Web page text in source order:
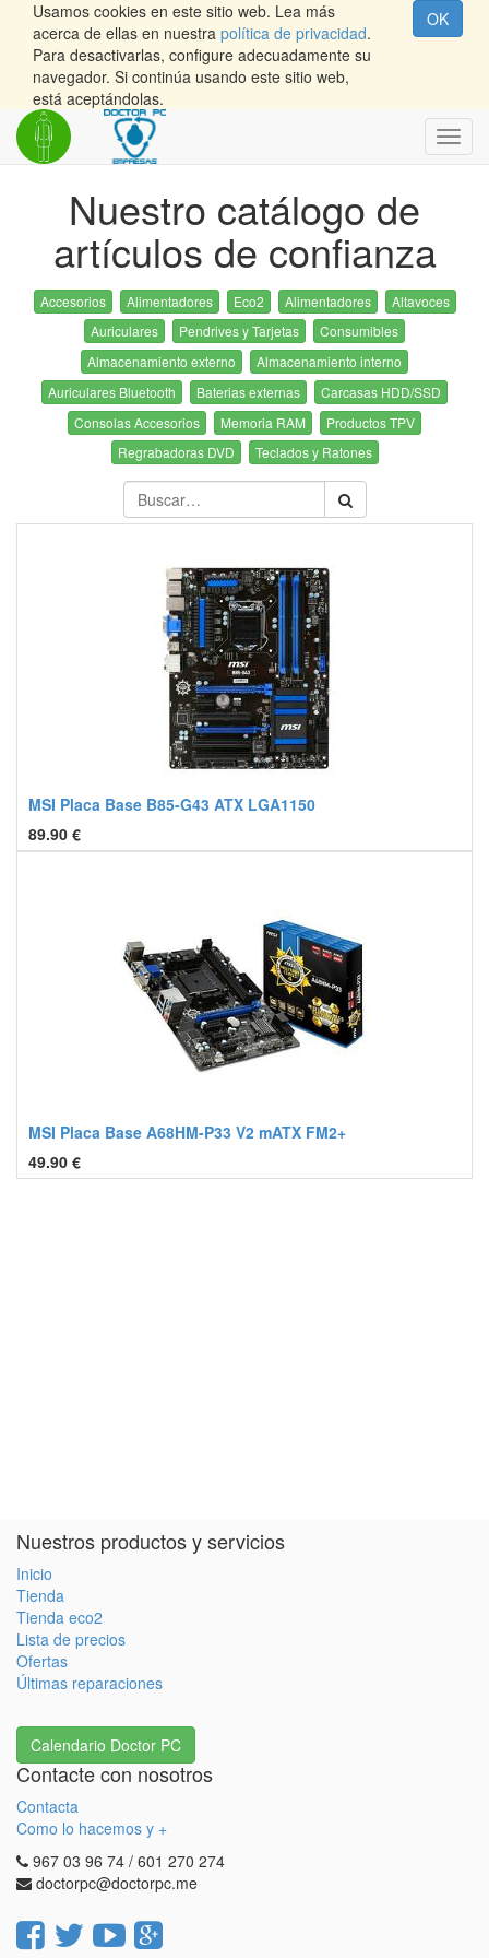
Usamos cookies en este sitio web. Lea más
acerca de ellas en nuestra política de privacidad.
Para desactivarlas, configure adecuadamente su
navegador. Si continúa usando este sitio web,
está aceptándolas.
OK
Nuestro catálogo de
artículos de confianza
Accesorios Alimentadores Eco2 Alimentadores
Altavoces
Auriculares
Pendrives y Tarjetas
Consumibles
Almacenamiento externo
Almacenamiento interno
Auriculares Bluetooth
Baterias externas
Carcasas HDD/SSD
Consolas Accesorios
Memoria RAM
Productos TPV
Regrabadoras DVD
Teclados y Ratones
MSI Placa Base B85-G43 ATX LGA1150
89.90 €
MSI Placa Base A68HM-P33 V2 mATX FM2+
49.90 €
Nuestros productos y servicios
Inicio
Tienda
Tienda eco2
Lista de precios
Ofertas
Últimas reparaciones
Calendario Doctor PC
Contacte con nosotros
Contacta
Como lo hacemos y +
967 03 96 74 / 601 270 274
doctorpc@doctorpc.me